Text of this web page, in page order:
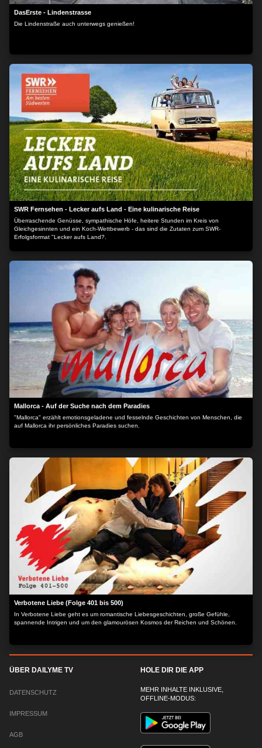
DasErste - Lindenstrasse
Die Lindenstraße auch unterwegs genießen!
SWR Fernsehen - Lecker aufs Land - Eine kulinarische Reise
Überraschende Genüsse, sympathische Höfe, heitere Stunden im Kreis von
Gleichgesinnten und ein Koch-Wettbewerb - das sind die Zutaten zum SWR-
Erfolgsformat "Lecker aufs Land?.
Mallorca - Auf der Suche nach dem Paradies
"Mallorca" erzählt emotionsgeladene und fesselnde Geschichten von Menschen, die
auf Mallorca ihr persönliches Paradies suchen.
Verbotene Liebe (Folge 401 bis 500)
In Verbotene Liebe geht es um romantische Liebesgeschichten, große Gefühle,
spannende Intrigen und um den glamourösen Kosmos der Reichen und Schönen.
ÜBER DAILYME TV
DATENSCHUTZ
IMPRESSUM
AGB
HOLE DIR DIE APP
MEHR INHALTE INKLUSIVE,
OFFLINE-MODUS: